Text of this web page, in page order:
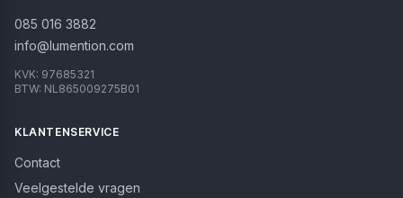
085 016 3882
info@lumention.com
KVK: 97685321
BTW: NL865009275B01
KLANTENSERVICE
Contact
Veelgestelde vragen